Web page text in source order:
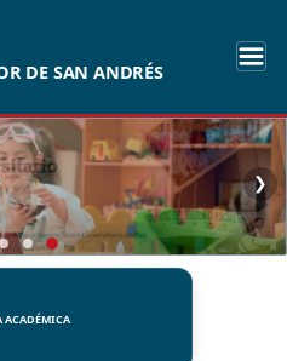
DE SAN ANDRÉS
❯
ACADÉMICA